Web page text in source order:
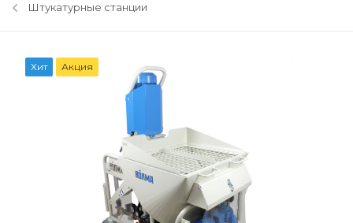
Штукатурные станции
Хит Акция